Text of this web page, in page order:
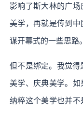
影响了斯大林的广
美学，再就是传到
谋开幕式的一些思路。
但不是绑定。我觉得
美学、庆典美学。
纳粹这个美学也并